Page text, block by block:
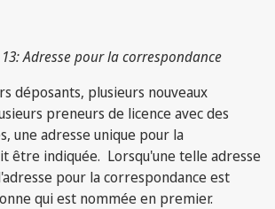
Adresse pour la correspondance
déposants, plusieurs nouveaux
preneurs de licence avec des
une adresse unique pour la
être indiquée. Lorsqu'une telle adresse
pour la correspondance est
qui est nommée en premier.